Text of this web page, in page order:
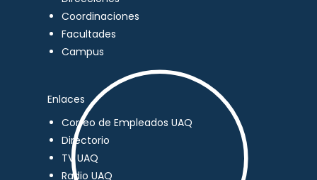
Coordinaciones
Facultades
Campus
Enlaces
Correo de Empleados UAQ
Directorio
TV UAQ
Radio UAQ